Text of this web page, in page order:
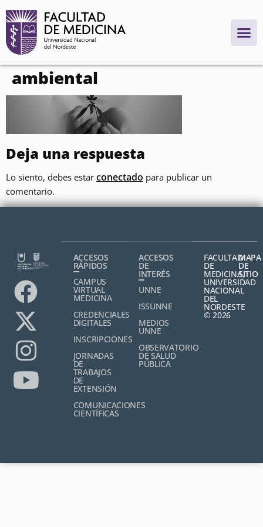
contenido
ambiental
Deja una respuesta
Lo siento, debes estar conectado para publicar un
comentario.
ACCESOS
RÁPIDOS
CAMPUS
VIRTUAL
MEDICINA
CREDENCIALES
DIGITALES
INSCRIPCIONES
JORNADAS
DE
TRABAJOS
DE
EXTENSIÓN
COMUNICACIONES
CIENTÍFICAS
ACCESOS
DE
INTERÉS
UNNE
ISSUNNE
MEDIOS
UNNE
OBSERVATORIO
DE SALUD
PÚBLICA
FACULTAD
DE
MEDICINA,
UNIVERSIDAD
NACIONAL
DEL
NORDESTE
© 2026
MAPA
DE
SITIO